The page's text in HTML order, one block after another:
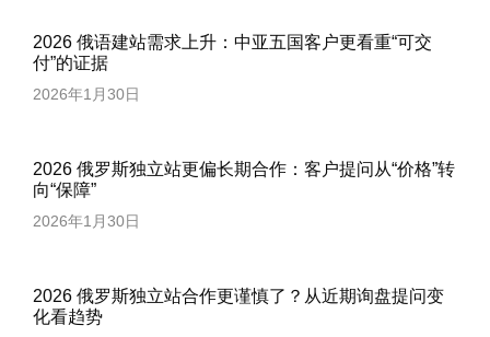
2026 俄语建站需求上升：中亚五国客户更看重“可交
付”的证据
2026年1月30日
2026 俄罗斯独立站更偏长期合作：客户提问从“价格”转
向“保障”
2026年1月30日
2026 俄罗斯独立站合作更谨慎了？从近期询盘提问变
化看趋势